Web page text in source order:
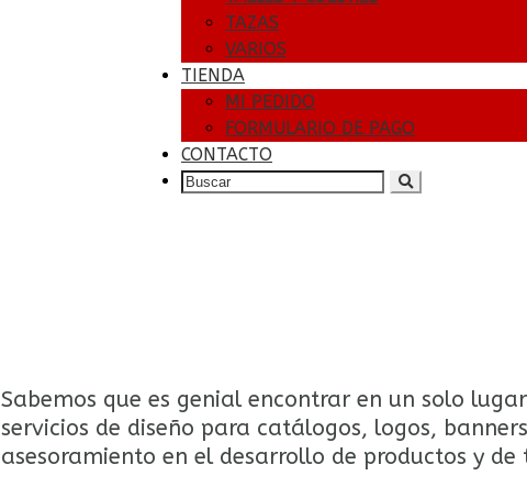
TAZAS
VARIOS
TIENDA
MI PEDIDO
FORMULARIO DE PAGO
CONTACTO
SEARCH
Sabemos que es genial encontrar en un solo
servicios de diseño para catálogos, logos,
asesoramiento en el desarrollo de productos y de